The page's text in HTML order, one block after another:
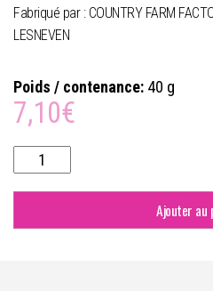
Fabriqué par : COUNTRY FARM
LESNEVEN
Poids / contenance: 40 g
7,10€
"PAYS
Ajouter au